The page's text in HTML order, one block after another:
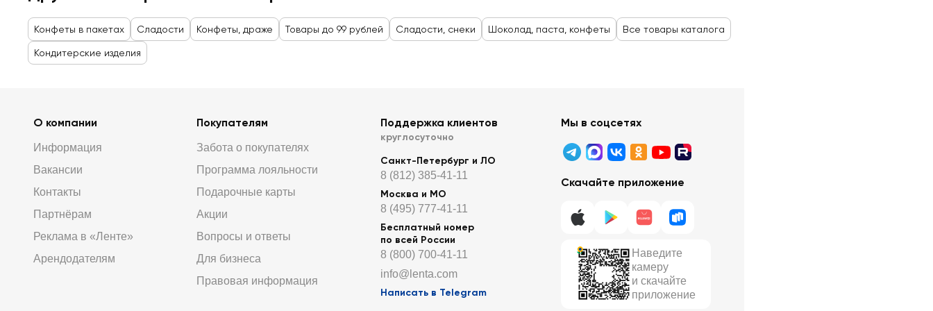
Конфеты в пакетах Сладости Конфеты, драже Товары до 99 рублей Сладости, снеки Шоколад, паста, конфеты Все товары каталога
Кондитерские изделия
О компании
Информация
Вакансии
Контакты
Партнёрам
Реклама в «Ленте»
Арендодателям
Покупателям
Забота о покупателях
Программа лояльности
Подарочные карты
Акции
Вопросы и ответы
Для бизнеса
Правовая информация
Поддержка клиентов
круглосуточно
Санкт-Петербург и ЛО
8 (812) 385-41-11
Москва и МО
8 (495) 777-41-11
Бесплатный номер
по всей России
8 (800) 700-41-11
info@lenta.com
Написать в Telegram
Мы в соцсетях
Скачайте приложение
Наведите
камеру
и скачайте
приложение